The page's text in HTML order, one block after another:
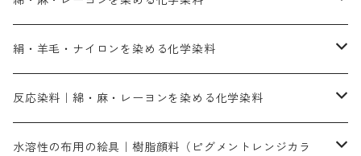
直接染料－染色手順が簡単
人気のおすすめ直接染料
染色に必要な薬品類
絹・羊毛・ナイロンを染める化学染料
お買い得品
染料一覧
反応染料｜綿・麻・レーヨンを染める化学染料
お勧めの3原色（赤・青・黄色）
水溶性の布用の絵具｜樹脂顔料（ピグメントレンジカラ